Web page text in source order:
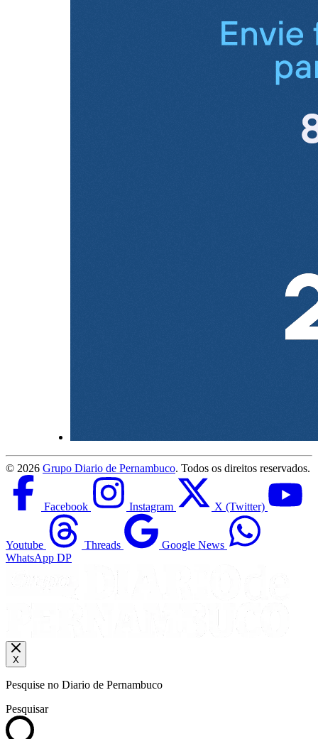
© 2026 Grupo Diario de Pernambuco. Todos os direitos reservados.
Facebook Instagram X (Twitter)
Youtube Threads
Google News
WhatsApp DP
X
Pesquise no Diario de Pernambuco
Pesquisar